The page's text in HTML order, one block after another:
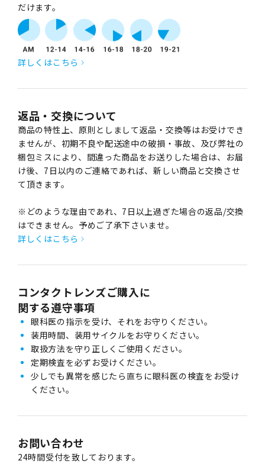
だけます。
詳しくはこちら
返品・交換について
商品の特性上、原則としまして返品・交換等はお受けでき
ませんが、初期不良や配送途中の破損・事故、及び弊社の
梱包ミスにより、間違った商品をお送りした場合は、お届
け後、7日以内のご連絡であれば、新しい商品と交換させ
て頂きます。
※どのような理由であれ、7日以上過ぎた場合の返品/交換
はできません。予めご了承下さいませ。
詳しくはこちら
コンタクトレンズご購入に
関する遵守事項
眼科医の指示を受け、それをお守りください。
装用時間、装用サイクルをお守りください。
取扱方法を守り正しくご使用ください。
定期検査を必ずお受けください。
少しでも異常を感じたら直ちに眼科医の検査をお受け
ください。
お問い合わせ
24時間受付を致しております。